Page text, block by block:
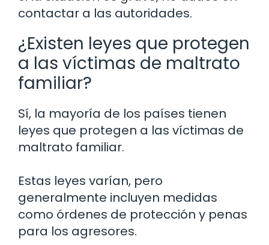
contactar a las autoridades.
¿Existen leyes que protegen
a las víctimas de maltrato
familiar?
Sí, la mayoría de los países tienen
leyes que protegen a las víctimas de
maltrato familiar.
Estas leyes varían, pero
generalmente incluyen medidas
como órdenes de protección y penas
para los agresores.